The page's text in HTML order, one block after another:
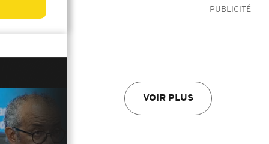
PUBLICITÉ
VOIR PLUS